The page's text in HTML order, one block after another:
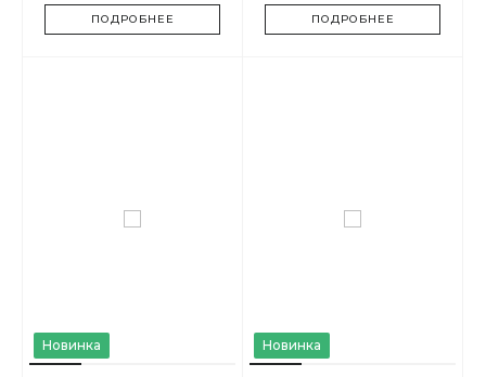
ПОДРОБНЕЕ ПОДРОБНЕЕ
Новинка Новинка